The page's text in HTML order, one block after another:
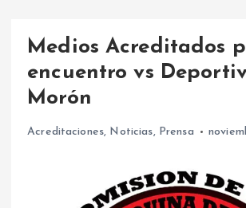
Medios Acreditados
encuentro vs
Morón
Acreditaciones, Noticias, Prensa